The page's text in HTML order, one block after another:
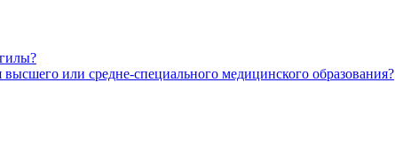
или средне-специального медицинского образования?